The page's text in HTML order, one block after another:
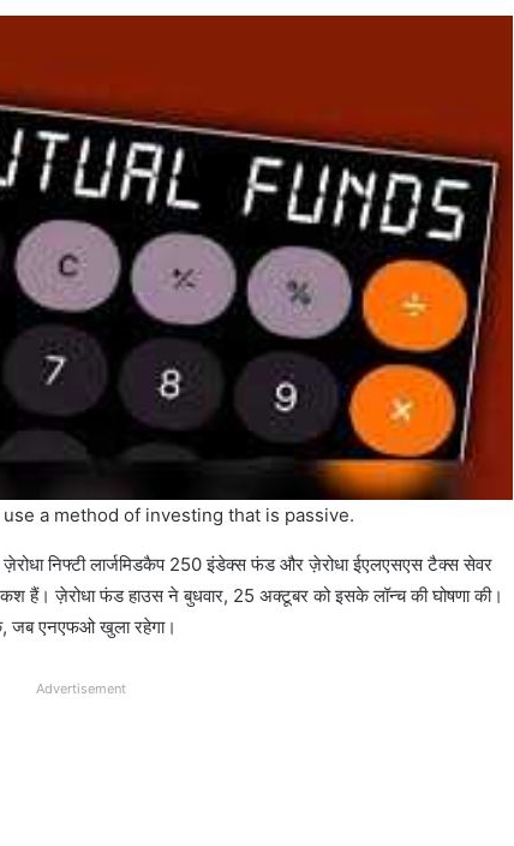
a method of investing that is passive.
निफ्टी लार्जमिडकैप 250 इंडेक्स फंड और ज़ेरोधा ईएलएसएस टैक्स सेवर
हैं। ज़ेरोधा फंड हाउस ने बुधवार, 25 अक्टूबर को इसके लॉन्च की घोषणा की।
एनएफओ खुला रहेगा।
Advertisement